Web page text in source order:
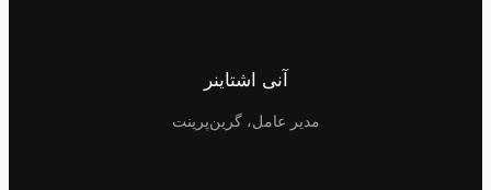
آنی اشتاینر
مدیر عامل، گرین‌پرینت